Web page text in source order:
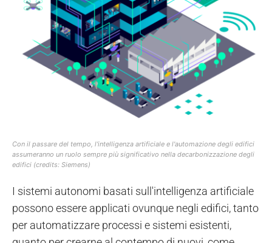
Con il passare del tempo, l'intelligenza artificiale e l'automazione degli edifici
assumeranno un ruolo sempre più significativo nella decarbonizzazione degli
edifici (credits: Siemens)
I sistemi autonomi basati sull'intelligenza artificiale
possono essere applicati ovunque negli edifici, tanto
per automatizzare processi e sistemi esistenti,